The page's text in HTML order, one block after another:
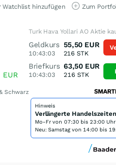
Watchlist hinzufügen Zum
EUR
Schwarz
Turk Hava Yollari AO Aktie
Geldkurs
10:43:03
55,50 EUR
216 STK
Briefkurs
10:43:03
63,50 EUR
216STK
Hinweis
Verlängerte Handelszeiten
Mo-Fr von 07:30 bis 23:00 Uhr
Neu: Samstag von 14:00 bis